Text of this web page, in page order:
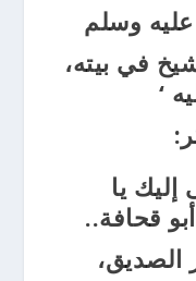
وسلم
في بيته،
‘
يا
قحافة..
الصديق،